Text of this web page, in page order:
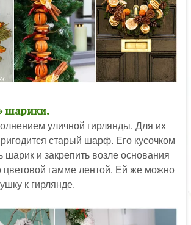
шарики.
уличной гирлянды. Для их
старый шарф. Его кусочком
шарик и закрепить возле основания
цветовой гамме лентой. Ей же можно
к гирлянде.